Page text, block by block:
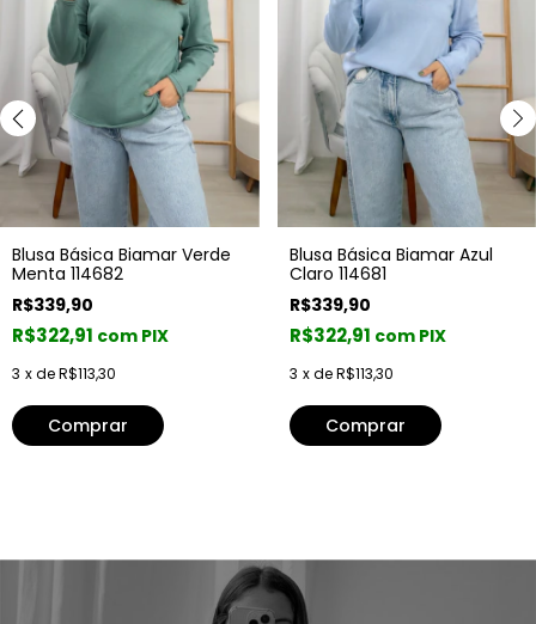
Blusa Básica Biamar Verde
Menta 114682
R$339,90
R$322,91 com PIX
3 x deR$113,30
Blusa Básica Biamar Azul
Claro 114681
R$339,90
R$322,91 com PIX
3 x deR$113,30